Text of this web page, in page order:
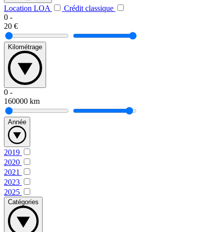
Location LOA
Crédit classique
0 -
20 €
Kilométrage
0 -
160000 km
Année
2019
2020
2021
2023
2025
Catégories